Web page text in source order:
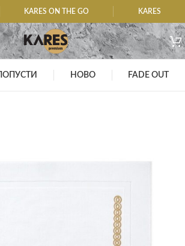
KARES ON THE GO KARES
ПОПУСТИ НОВО FADE OUT